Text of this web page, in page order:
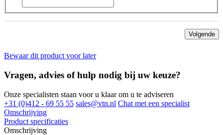
Volgende
Bewaar dit product voor later
Vragen, advies of hulp nodig bij uw keuze?
Onze specialisten staan voor u klaar om u te adviseren
+31 (0)412 - 69 55 55 sales@vtn.nl Chat met een specialist
Omschrijving
Product specificaties
Omschrijving